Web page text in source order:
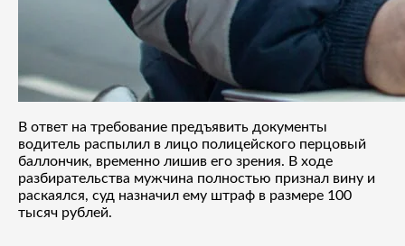
В ответ на требование предъявить документы
водитель распылил в лицо полицейского перцовый
баллончик, временно лишив его зрения. В ходе
разбирательства мужчина полностью признал вину и
раскаялся, суд назначил ему штраф в размере 100
тысяч рублей.